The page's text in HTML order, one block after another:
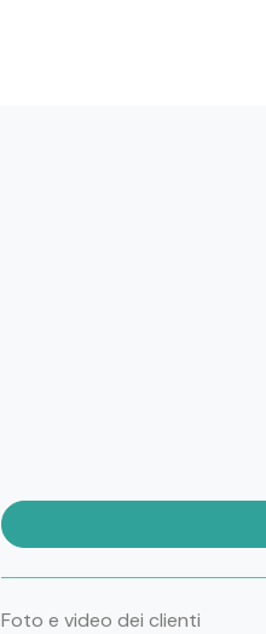
Foto e video dei clienti